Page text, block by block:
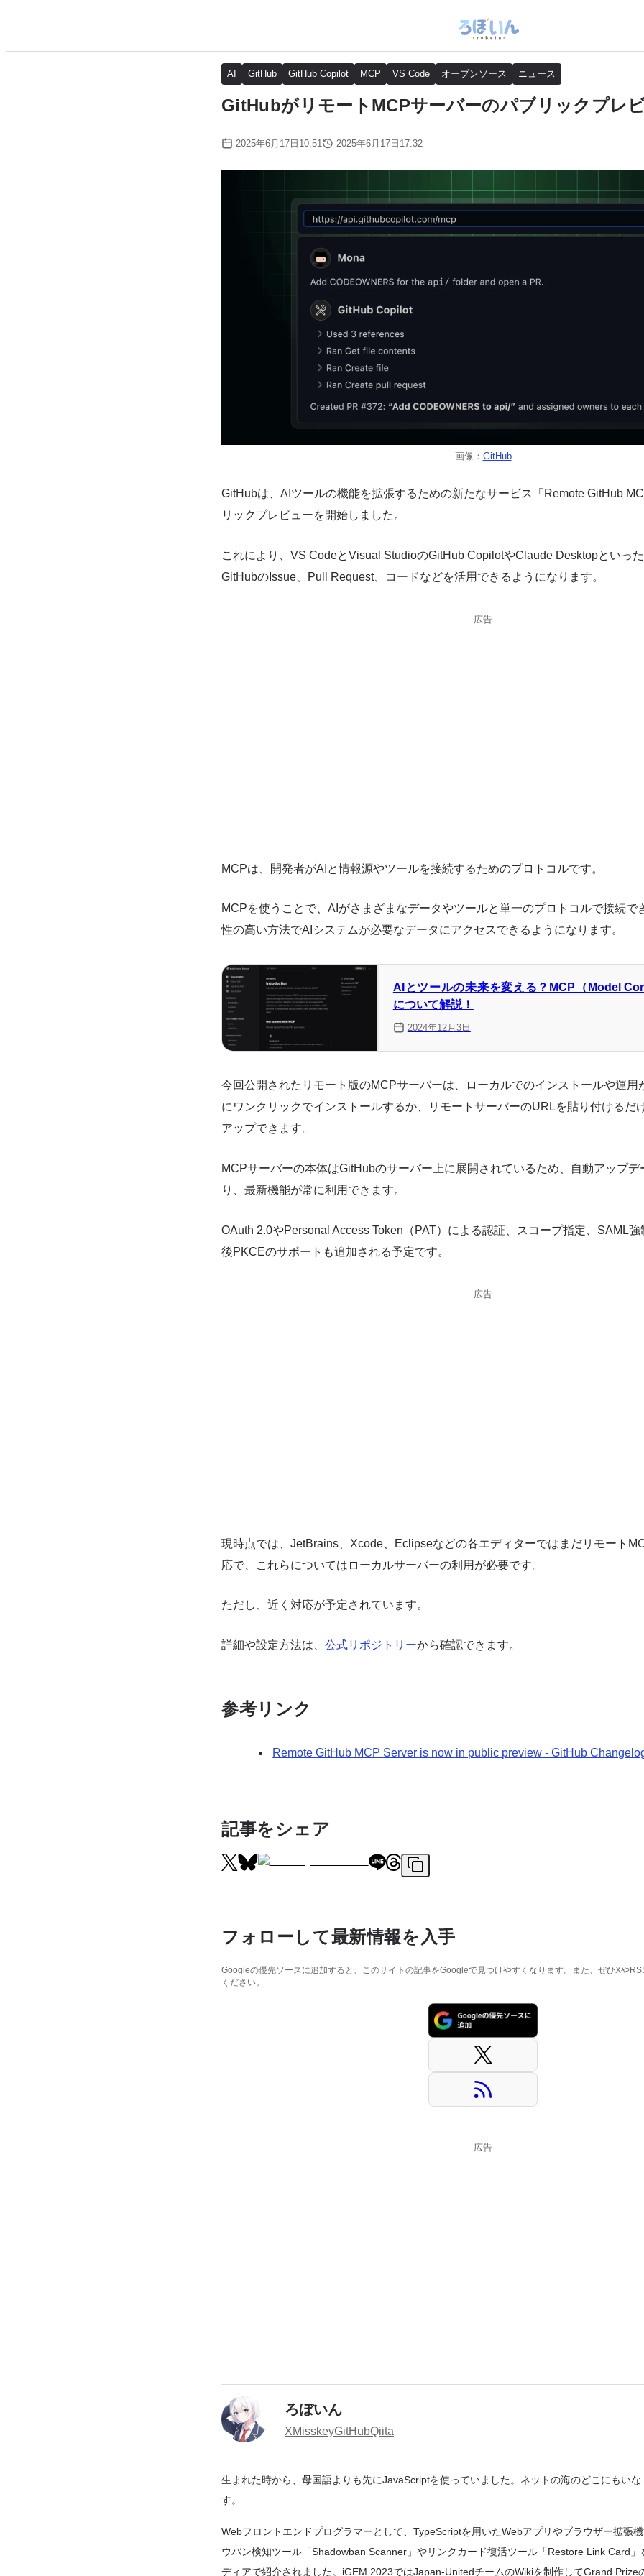
AI GitHub GitHub Copilot MCP VS Code オープンソース ニュース
GitHubがリモートMCPサーバーのパブリックプレ
2025年6月17日10:51 2025年6月17日17:32
画像： GitHub
GitHubは、AIツールの機能を拡張するための新たなサービス「Remote GitHub
リックプレビューを開始しました。
これにより、VS CodeとVisual StudioのGitHub CopilotやClaude Desktopといった
GitHubのIssue、Pull Request、コードなどを活用できるようになります。
広告
MCPは、開発者がAIと情報源やツールを接続するためのプロトコルです。
MCPを使うことで、AIがさまざまなデータやツールと単一のプロトコルで接続で
性の高い方法でAIシステムが必要なデータにアクセスできるようになります。
AIとツールの未来を変える？MCP（Model
について解説！
2024年12月3日
今回公開されたリモート版のMCPサーバーは、ローカルでのインストールや運用
にワンクリックでインストールするか、リモートサーバーのURLを貼り付けるだ
アップできます。
MCPサーバーの本体はGitHubのサーバー上に展開されているため、自動アップデ
り、最新機能が常に利用できます。
OAuth 2.0やPersonal Access Token（PAT）による認証、スコープ指定、SAML
後PKCEのサポートも追加される予定です。
広告
現時点では、JetBrains、Xcode、Eclipseなどの各エディターではまだリモート
応で、これらについてはローカルサーバーの利用が必要です。
ただし、近く対応が予定されています。
詳細や設定方法は、 公式リポジトリーから確認できます。
参考リンク
Remote GitHub MCP Server is now in public preview - GitHub
記事をシェア
フォローして最新情報を入手
Googleの優先ソースに追加すると、このサイトの記事をGoogleで見つけやすくなります。また、ぜひXや
ください。
広告
ろぼいん
XMisskeyGitHubQiita
生まれた時から、母国語よりも先にJavaScriptを使っていました。ネットの海のどこにもいな
す。
Webフロントエンドプログラマーとして、TypeScriptを用いたWebアプリやブラウザー拡張
ウバン検知ツール「Shadowban Scanner」やリンクカード復活ツール「Restore Link Card」
ディアで紹介されました。iGEM 2023ではJapan-UnitedチームのWikiを制作してGrand Prize